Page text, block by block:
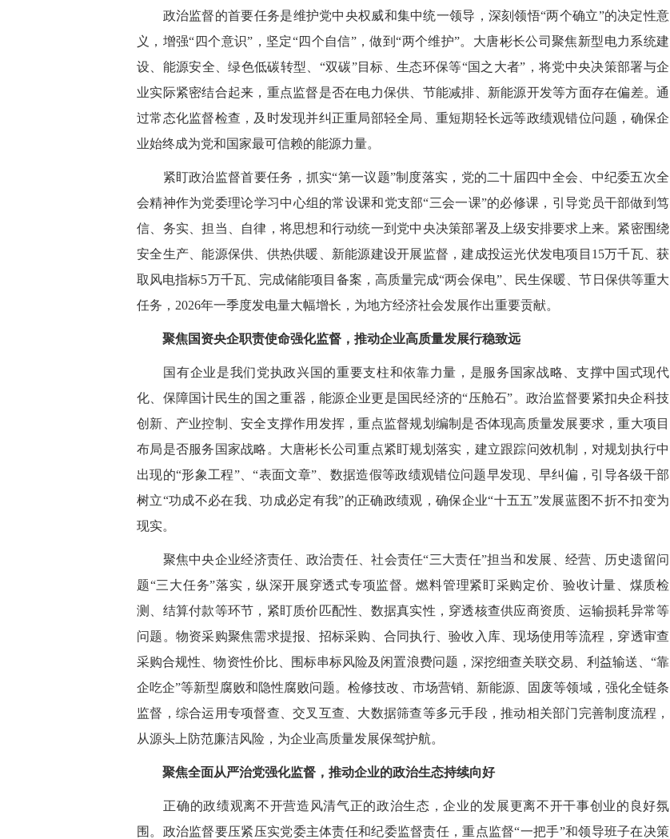
政治监督的首要任务是维护党中央权威和集中统一领导，深刻领悟“两个确立”的决定性意
义，增强“四个意识”，坚定“四个自信”，做到“两个维护”。大唐彬长公司聚焦新型电力系统建
设、能源安全、绿色低碳转型、“双碳”目标、生态环保等“国之大者”，将党中央决策部署与企
业实际紧密结合起来，重点监督是否在电力保供、节能减排、新能源开发等方面存在偏差。通
过常态化监督检查，及时发现并纠正重局部轻全局、重短期轻长远等政绩观错位问题，确保企
业始终成为党和国家最可信赖的能源力量。
紧盯政治监督首要任务，抓实“第一议题”制度落实，党的二十届四中全会、中纪委五次全
会精神作为党委理论学习中心组的常设课和党支部“三会一课”的必修课，引导党员干部做到笃
信、务实、担当、自律，将思想和行动统一到党中央决策部署及上级安排要求上来。紧密围绕
安全生产、能源保供、供热供暖、新能源建设开展监督，建成投运光伏发电项目15万千瓦、获
取风电指标5万千瓦、完成储能项目备案，高质量完成“两会保电”、民生保暖、节日保供等重大
任务，2026年一季度发电量大幅增长，为地方经济社会发展作出重要贡献。
聚焦国资央企职责使命强化监督，推动企业高质量发展行稳致远
国有企业是我们党执政兴国的重要支柱和依靠力量，是服务国家战略、支撑中国式现代
化、保障国计民生的国之重器，能源企业更是国民经济的“压舱石”。政治监督要紧扣央企科技
创新、产业控制、安全支撑作用发挥，重点监督规划编制是否体现高质量发展要求，重大项目
布局是否服务国家战略。大唐彬长公司重点紧盯规划落实，建立跟踪问效机制，对规划执行中
出现的“形象工程”、“表面文章”、数据造假等政绩观错位问题早发现、早纠偏，引导各级干部
树立“功成不必在我、功成必定有我”的正确政绩观，确保企业“十五五”发展蓝图不折不扣变为
现实。
聚焦中央企业经济责任、政治责任、社会责任“三大责任”担当和发展、经营、历史遗留问
题“三大任务”落实，纵深开展穿透式专项监督。燃料管理紧盯采购定价、验收计量、煤质检
测、结算付款等环节，紧盯质价匹配性、数据真实性，穿透核查供应商资质、运输损耗异常等
问题。物资采购聚焦需求提报、招标采购、合同执行、验收入库、现场使用等流程，穿透审查
采购合规性、物资性价比、围标串标风险及闲置浪费问题，深挖细查关联交易、利益输送、“靠
企吃企”等新型腐败和隐性腐败问题。检修技改、市场营销、新能源、固废等领域，强化全链条
监督，综合运用专项督查、交叉互查、大数据筛查等多元手段，推动相关部门完善制度流程，
从源头上防范廉洁风险，为企业高质量发展保驾护航。
聚焦全面从严治党强化监督，推动企业的政治生态持续向好
正确的政绩观离不开营造风清气正的政治生态，企业的发展更离不开干事创业的良好氛
围。政治监督要压紧压实党委主体责任和纪委监督责任，重点监督“一把手”和领导班子在决策